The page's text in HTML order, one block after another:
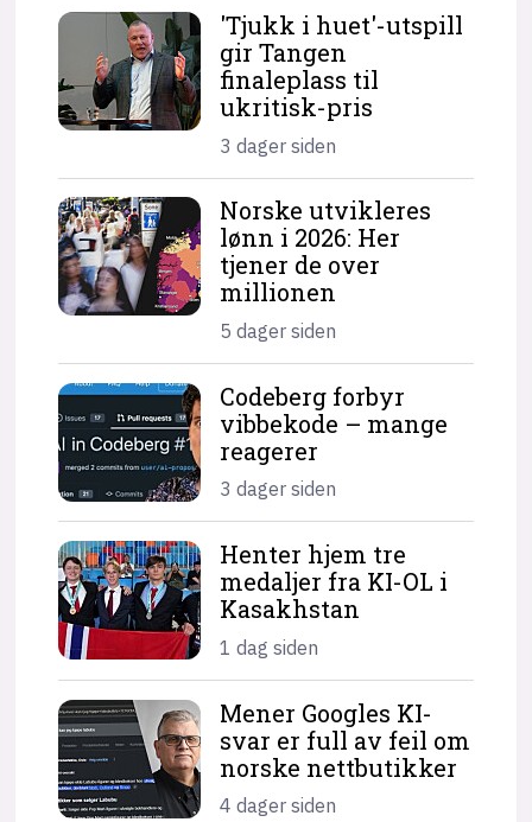
'Tjukk i huet'-utspill
gir Tangen
finaleplass til
ukritisk-pris
3 dager siden
Norske utvikleres
lønn i 2026: Her
tjener de over
millionen
5 dager siden
Codeberg forbyr
vibbekode – mange
reagerer
3 dager siden
Henter hjem tre
medaljer fra KI-OL i
Kasakhstan
1 dag siden
Mener Googles KI-
svar er full av feil om
norske nettbutikker
4 dager siden